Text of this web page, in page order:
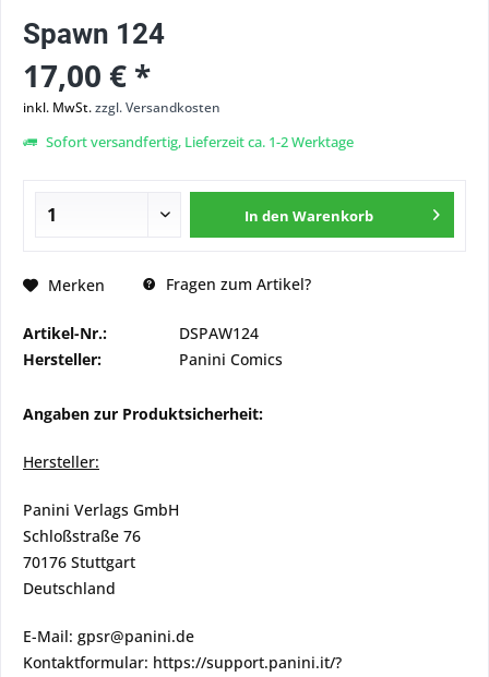
Spawn 124
17,00 € *
inkl. MwSt.zzgl. Versandkosten
Sofort versandfertig, Lieferzeit ca. 1-2 Werktage
In den Warenkorb
Merken Fragen zum Artikel?
Artikel-Nr.:
DSPAW124
Hersteller:
Panini Comics
Angaben zur Produktsicherheit:
Hersteller:
Panini Verlags GmbH
Schloßstraße 76
70176 Stuttgart
Deutschland
E-Mail: gpsr@panini.de
Kontaktformular: https://support.panini.it/?